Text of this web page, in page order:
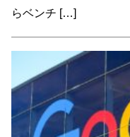
らベンチ […]